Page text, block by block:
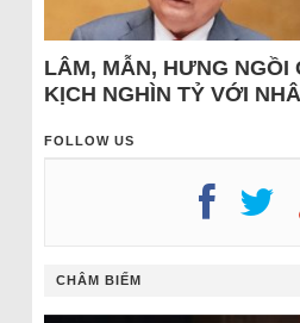
LÂM, MẪN, HƯNG NGỒI
KỊCH NGHÌN TỶ VỚI
FOLLOW US
CHÂM BIẾM